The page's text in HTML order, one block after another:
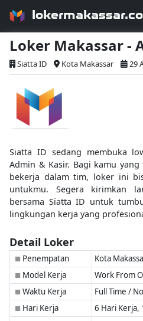
Loker Makassar -
Siatta ID Kota Makassar 29
Siatta ID sedang membuka
Admin & Kasir. Bagi kamu
bekerja dalam tim, loker ini
untukmu. Segera kirimkan
bersama Siatta ID untuk
lingkungan kerja yang
Detail Loker
■ Penempatan Kota
■ Model Kerja Work From
■ Waktu Kerja Full Time /
■ Hari Kerja 6 Hari Kerja,